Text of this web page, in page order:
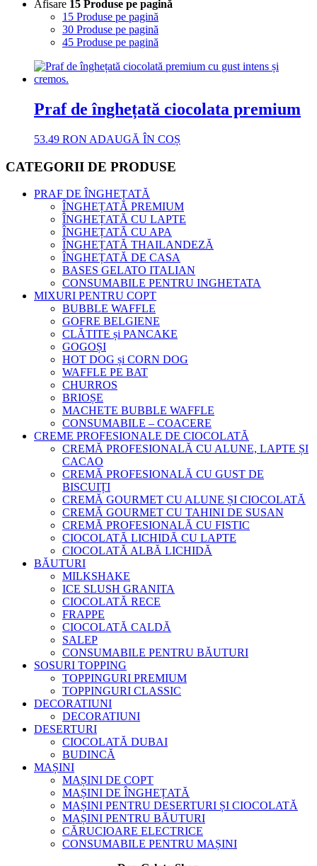
Afisare 15 Produse pe pagină
15 Produse pe pagină
30 Produse pe pagină
45 Produse pe pagină
Praf de înghețată ciocolata premium
53.49 RON ADAUGĂ ÎN COȘ
CATEGORII DE PRODUSE
PRAF DE ÎNGHEȚATĂ
ÎNGHEȚATĂ PREMIUM
ÎNGHEȚATĂ CU LAPTE
ÎNGHEȚATĂ CU APA
ÎNGHEȚATĂ THAILANDEZĂ
ÎNGHEȚATĂ DE CASA
BASES GELATO ITALIAN
CONSUMABILE PENTRU INGHETATA
MIXURI PENTRU COPT
BUBBLE WAFFLE
GOFRE BELGIENE
CLĂTITE și PANCAKE
GOGOȘI
HOT DOG și CORN DOG
WAFFLE PE BAT
CHURROS
BRIOȘE
MACHETE BUBBLE WAFFLE
CONSUMABILE – COACERE
CREME PROFESIONALE DE CIOCOLATĂ
CREMĂ PROFESIONALĂ CU ALUNE, LAPTE ȘI
CACAO
CREMĂ PROFESIONALĂ CU GUST DE
BISCUIȚI
CREMĂ GOURMET CU ALUNE ȘI CIOCOLATĂ
CREMĂ GOURMET CU TAHINI DE SUSAN
CREMĂ PROFESIONALĂ CU FISTIC
CIOCOLATĂ LICHIDĂ CU LAPTE
CIOCOLATĂ ALBĂ LICHIDĂ
BĂUTURI
MILKSHAKE
ICE SLUSH GRANITA
CIOCOLATĂ RECE
FRAPPE
CIOCOLATĂ CALDĂ
SALEP
CONSUMABILE PENTRU BĂUTURI
SOSURI TOPPING
TOPPINGURI PREMIUM
TOPPINGURI CLASSIC
DECORATIUNI
DECORATIUNI
DESERTURI
CIOCOLATĂ DUBAI
BUDINCĂ
MAȘINI
MAȘINI DE COPT
MAȘINI DE ÎNGHEȚATĂ
MAȘINI PENTRU DESERTURI ȘI CIOCOLATĂ
MAȘINI PENTRU BĂUTURI
CĂRUCIOARE ELECTRICE
CONSUMABILE PENTRU MAȘINI